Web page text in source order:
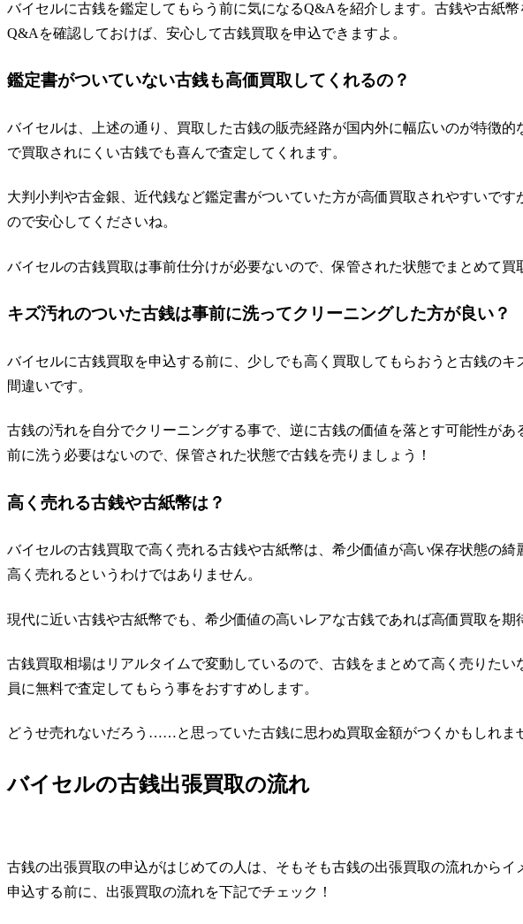
バイセルに古銭を鑑定してもらう前に気になるQ&Aを紹介します。古銭や古紙
Q&Aを確認しておけば、安心して古銭買取を申込できますよ。
鑑定書がついていない古銭も高価買取してくれるの？
バイセルは、上述の通り、買取した古銭の販売経路が国内外に幅広いのが特徴
で買取されにくい古銭でも喜んで査定してくれます。
大判小判や古金銀、近代銭など鑑定書がついていた方が高価買取されやすいで
ので安心してくださいね。
バイセルの古銭買取は事前仕分けが必要ないので、保管された状態でまとめて買
キズ汚れのついた古銭は事前に洗ってクリーニングした方が良い？
バイセルに古銭買取を申込する前に、少しでも高く買取してもらおうと古銭の
間違いです。
古銭の汚れを自分でクリーニングする事で、逆に古銭の価値を落とす可能性が
前に洗う必要はないので、保管された状態で古銭を売りましょう！
高く売れる古銭や古紙幣は？
バイセルの古銭買取で高く売れる古銭や古紙幣は、希少価値が高い保存状態の綺
高く売れるというわけではありません。
現代に近い古銭や古紙幣でも、希少価値の高いレアな古銭であれば高価買取を期
古銭買取相場はリアルタイムで変動しているので、古銭をまとめて高く売りた
員に無料で査定してもらう事をおすすめします。
どうせ売れないだろう……と思っていた古銭に思わぬ買取金額がつくかもしれま
バイセルの古銭出張買取の流れ
古銭の出張買取の申込がはじめての人は、そもそも古銭の出張買取の流れから
申込する前に、出張買取の流れを下記でチェック！